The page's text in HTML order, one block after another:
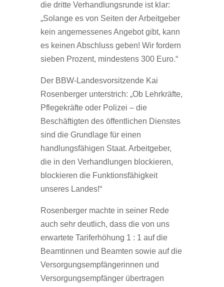
die dritte Verhandlungsrunde ist klar:
„Solange es von Seiten der Arbeitgeber
kein angemessenes Angebot gibt, kann
es keinen Abschluss geben! Wir fordern
sieben Prozent, mindestens 300 Euro.“
Der BBW-Landesvorsitzende Kai
Rosenberger unterstrich: „Ob Lehrkräfte,
Pflegekräfte oder Polizei – die
Beschäftigten des öffentlichen Dienstes
sind die Grundlage für einen
handlungsfähigen Staat. Arbeitgeber,
die in den Verhandlungen blockieren,
blockieren die Funktionsfähigkeit
unseres Landes!“
Rosenberger machte in seiner Rede
auch sehr deutlich, dass die von uns
erwartete Tariferhöhung 1 : 1 auf die
Beamtinnen und Beamten sowie auf die
Versorgungsempfängerinnen und
Versorgungsempfänger übertragen